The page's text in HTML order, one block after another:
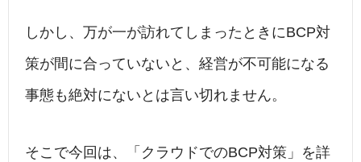
しかし、万が一が訪れてしまったときにBCP対
策が間に合っていないと、経営が不可能になる
事態も絶対にないとは言い切れません。
そこで今回は、「クラウドでのBCP対策」を詳